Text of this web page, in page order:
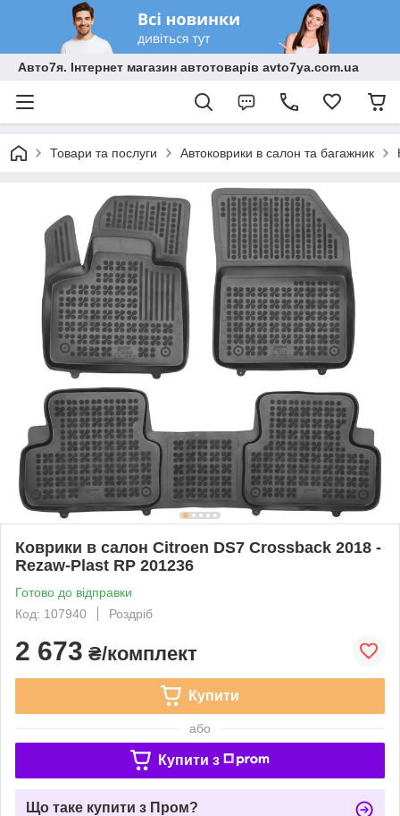
Авто7я. Інтернет магазин автотоварів avto7ya.com.ua
Товари та послуги Автоковрики в салон та багажник
Коврики в салон Citroen DS7 Crossback 2018 -
Rezaw-Plast RP 201236
Готово до відправки
Код: 107940
Роздріб
2 673 ₴/комплект
Купити
або
Купити з
Що таке купити з Пром?